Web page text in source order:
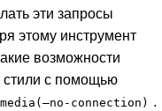
эти запросы
этому инструмент
возможности
стили с помощью
connection) .